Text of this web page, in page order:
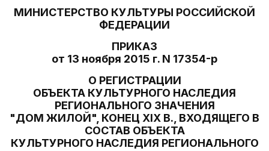
МИНИСТЕРСТВО КУЛЬТУРЫ РОССИЙСКОЙ
ФЕДЕРАЦИИ
ПРИКАЗ
от 13 ноября 2015 г. N 17354-р
О РЕГИСТРАЦИИ
ОБЪЕКТА КУЛЬТУРНОГО НАСЛЕДИЯ
РЕГИОНАЛЬНОГО ЗНАЧЕНИЯ
"ДОМ ЖИЛОЙ", КОНЕЦ XIX В., ВХОДЯЩЕГО В
СОСТАВ ОБЪЕКТА
КУЛЬТУРНОГО НАСЛЕДИЯ РЕГИОНАЛЬНОГО